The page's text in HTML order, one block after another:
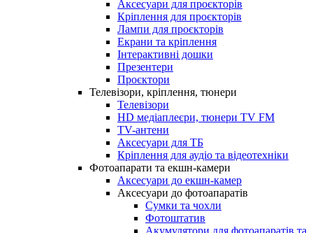
Аксесуари для проєкторів
Кріплення для проєкторів
Лампи для проєкторів
Екрани та кріплення
Інтерактивні дошки
Презентери
Проєктори
Телевізори, кріплення, тюнери
Телевізори
HD медіаплеєри, тюнери TV FM
TV-антени
Аксесуари для ТБ
Кріплення для аудіо та відеотехніки
Фотоапарати та екшн-камери
Аксесуари до екшн-камер
Аксесуари до фотоапаратів
Сумки та чохли
Фотоштатив
Акумулятори для фотоапаратів та